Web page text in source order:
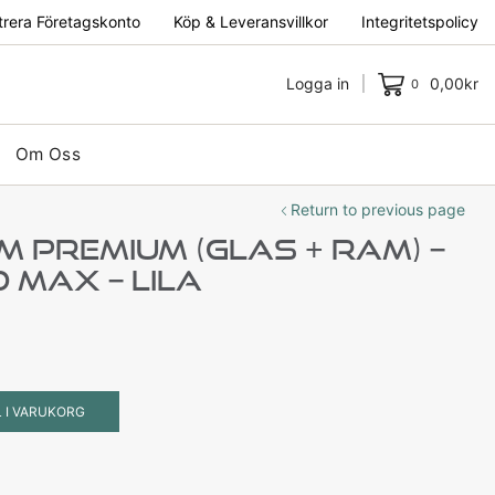
Företagskonto Köp & Leveransvillkor Integritetspolicy
Logga in 0 0,00kr
Om Oss
Return to previous page
Premium (Glas + Ram) –
Max – Lila
VARUKORG